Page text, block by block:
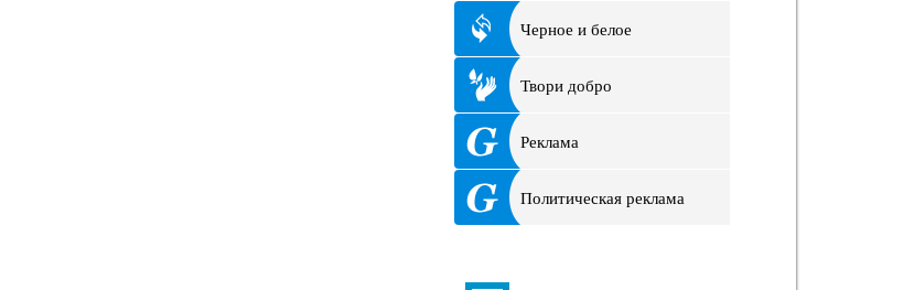
Черное и белое
Твори добро
Реклама
Политическая реклама